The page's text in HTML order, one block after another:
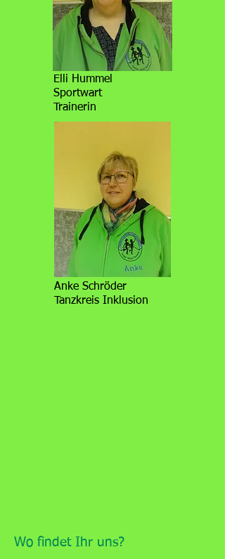
Elli Hummel
Sportwart
Trainerin
Anke Schröder
Tanzkreis Inklusion
Wo findet Ihr uns?